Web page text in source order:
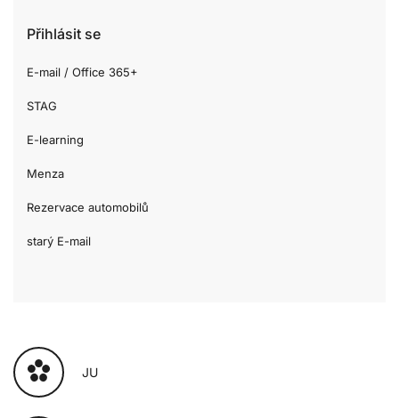
Přihlásit se
E-mail / Office 365+
STAG
E-learning
Menza
Rezervace automobilů
starý E-mail
JU